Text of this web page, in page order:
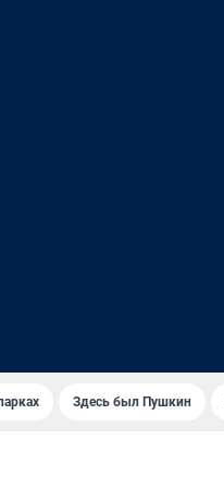
Здесь был Пушкин